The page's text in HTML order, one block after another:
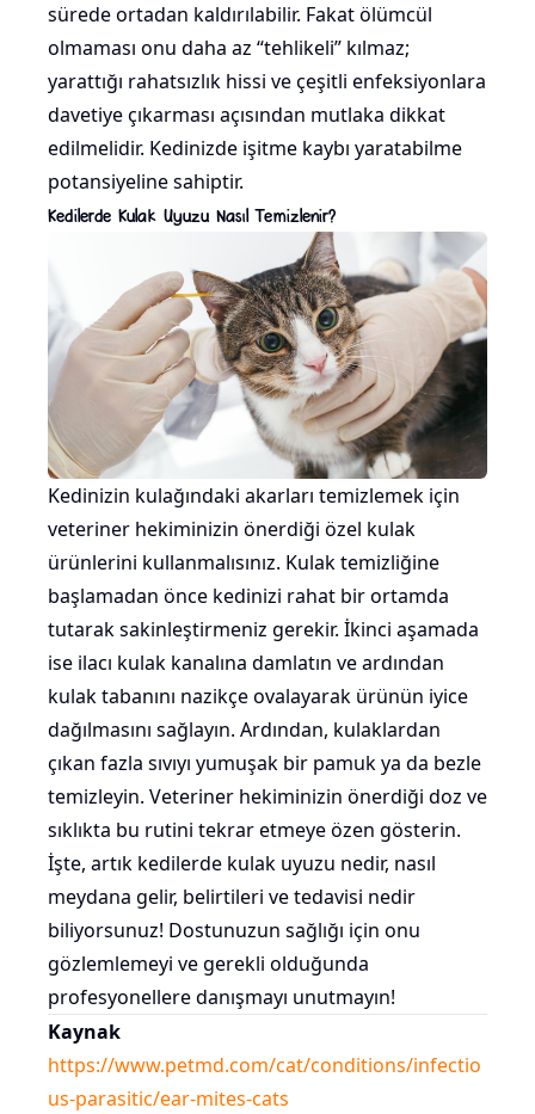
sürede ortadan kaldırılabilir. Fakat ölümcül
olmaması onu daha az “tehlikeli” kılmaz;
yarattığı rahatsızlık hissi ve çeşitli enfeksiyonlara
davetiye çıkarması açısından mutlaka dikkat
edilmelidir. Kedinizde işitme kaybı yaratabilme
potansiyeline sahiptir.
Kedilerde Kulak Uyuzu Nasıl Temizlenir?
Kedinizin kulağındaki akarları temizlemek için
veteriner hekiminizin önerdiği özel kulak
ürünlerini kullanmalısınız. Kulak temizliğine
başlamadan önce kedinizi rahat bir ortamda
tutarak sakinleştirmeniz gerekir. İkinci aşamada
ise ilacı kulak kanalına damlatın ve ardından
kulak tabanını nazikçe ovalayarak ürünün iyice
dağılmasını sağlayın. Ardından, kulaklardan
çıkan fazla sıvıyı yumuşak bir pamuk ya da bezle
temizleyin. Veteriner hekiminizin önerdiği doz ve
sıklıkta bu rutini tekrar etmeye özen gösterin.
İşte, artık kedilerde kulak uyuzu nedir, nasıl
meydana gelir, belirtileri ve tedavisi nedir
biliyorsunuz! Dostunuzun sağlığı için onu
gözlemlemeyi ve gerekli olduğunda
profesyonellere danışmayı unutmayın!
Kaynak
https://www.petmd.com/cat/conditions/infectio
us-parasitic/ear-mites-cats